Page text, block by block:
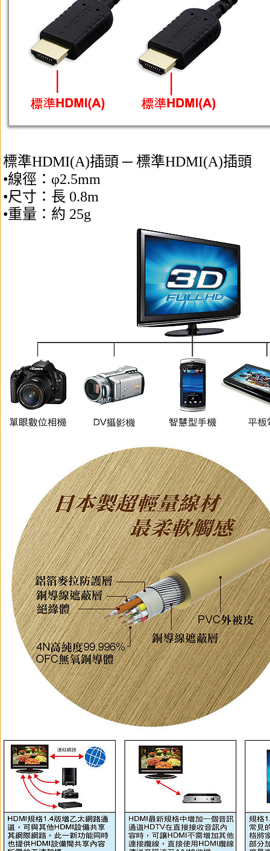
標準HDMI(A)插頭 ─ 標準HDMI(A)插頭
•線徑：φ2.5mm
•尺寸：長 0.8m
•重量：約 25g